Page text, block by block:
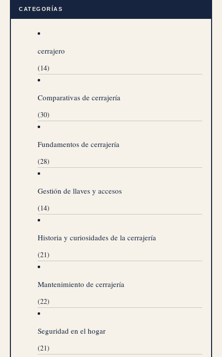
CATEGORÍAS
cerrajero
(14)
Comparativas de cerrajería
(30)
Fundamentos de cerrajería
(28)
Gestión de llaves y accesos
(14)
Historia y curiosidades de la cerrajería
(21)
Mantenimiento de cerrajería
(22)
Seguridad en el hogar
(21)